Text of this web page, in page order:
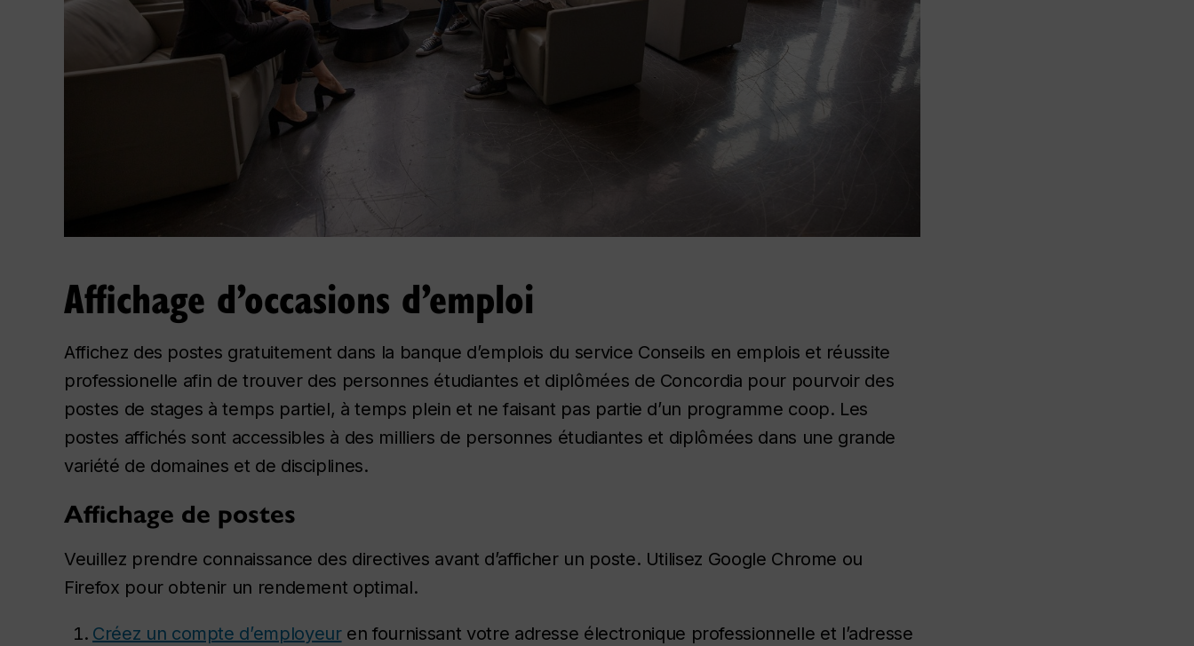
Affichage d’occasions d’emploi
Affichez des postes gratuitement dans la banque d’emplois du service Conseils en emplois et réussite
professionelle afin de trouver des personnes étudiantes et diplômées de Concordia pour pourvoir des
postes de stages à temps partiel, à temps plein et ne faisant pas partie d’un programme coop. Les
postes affichés sont accessibles à des milliers de personnes étudiantes et diplômées dans une grande
variété de domaines et de disciplines.
Affichage de postes
Veuillez prendre connaissance des directives avant d’afficher un poste. Utilisez Google Chrome ou
Firefox pour obtenir un rendement optimal.
Créez un compte d’employeuren fournissant votre adresse électronique professionnelle et l’adresse